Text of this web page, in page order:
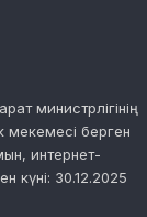
министрлігінің
мекемесі берген
интернет-
күні: 30.12.2025